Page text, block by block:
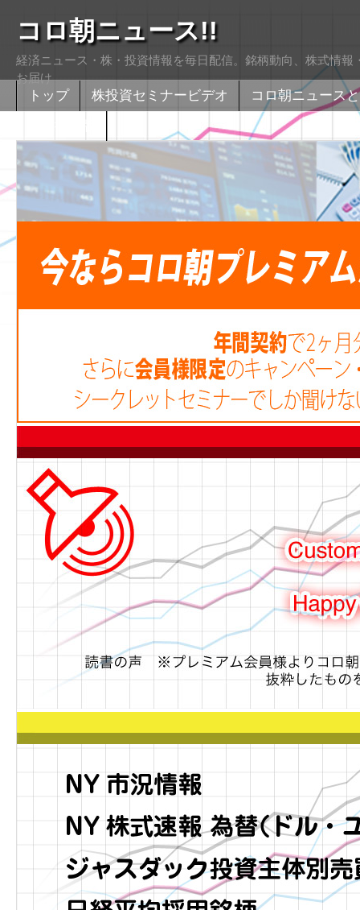
コロ朝ニュース!!
経済ニュース・株・投資情報を毎日配信。銘柄動向、株式情
お届け
トップ 株投資セミナービデオ
コロ朝ニュース